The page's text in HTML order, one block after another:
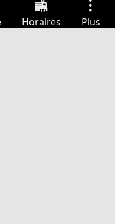
Horaires Plus